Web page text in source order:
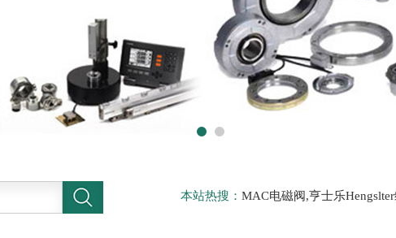
本站热搜： MAC电磁阀,亨士乐